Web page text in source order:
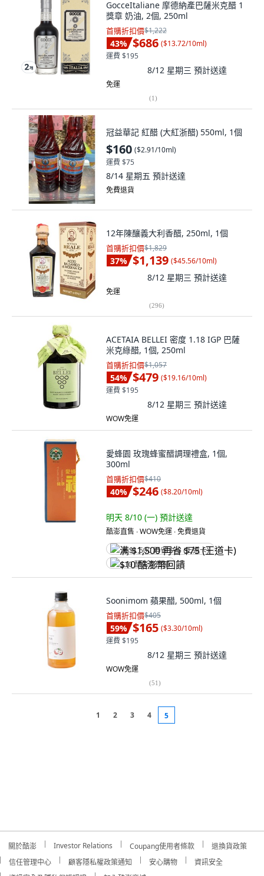
GocceItaliane 摩德納產巴薩米克醋 1
獎章 奶油, 2個, 250ml
首購折扣價$1,222
43% $686 ($13.72/10ml)
運費 $195
8/12 星期三 預計送達
免運
(1)
冠益華記 紅醋 (大紅浙醋) 550ml, 1個
$160 ($2.91/10ml)
運費 $75
8/14 星期五 預計送達
免費退貨
12年陳釀義大利香醋, 250ml, 1個
首購折扣價$1,829
37% $1,139 ($45.56/10ml)
8/12 星期三 預計送達
免運
(296)
ACETAIA BELLEI 密度 1.18 IGP 巴薩
米克綠醋, 1個, 250ml
首購折扣價$1,057
54% $479 ($19.16/10ml)
運費 $195
8/12 星期三 預計送達
WOW免運
愛蜂園 玫瑰蜂蜜醋調理禮盒, 1個,
300ml
首購折扣價$410
40% $246 ($8.20/10ml)
明天 8/10 (一) 預計送達
酷澎直售 ∙ WOW免運 ∙ 免費退貨
满 $1,500 再省 $75 (王道卡)
$10 酷澎幣回饋
Soonimom 蘋果醋, 500ml, 1個
首購折扣價$405
59% $165 ($3.30/10ml)
運費 $195
8/12 星期三 預計送達
WOW免運
(51)
1 2 3 4 5
關於酷澎 Investor Relations Coupang使用者條款
退換貨政策
信任管理中心
顧客隱私權政策通知 安心購物
資訊安全